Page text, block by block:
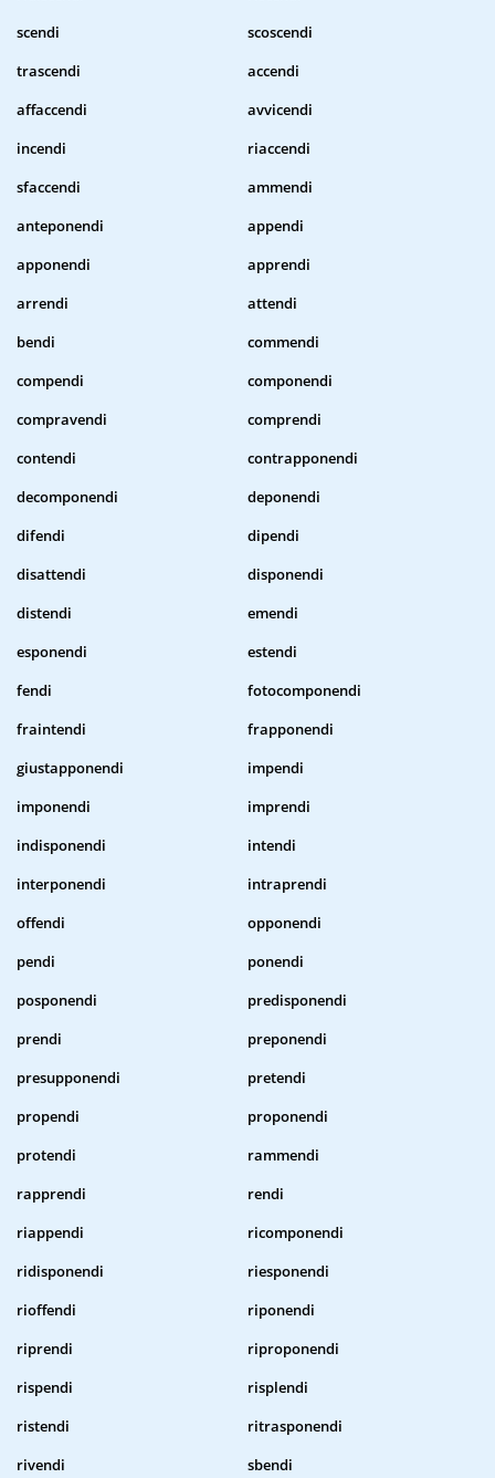
scendi
scoscendi
trascendi
accendi
affaccendi
avvicendi
incendi
riaccendi
sfaccendi
ammendi
anteponendi
appendi
apponendi
apprendi
arrendi
attendi
bendi
commendi
compendi
componendi
compravendi
comprendi
contendi
contrapponendi
decomponendi
deponendi
difendi
dipendi
disattendi
disponendi
distendi
emendi
esponendi
estendi
fendi
fotocomponendi
fraintendi
frapponendi
giustapponendi
impendi
imponendi
imprendi
indisponendi
intendi
interponendi
intraprendi
offendi
opponendi
pendi
ponendi
posponendi
predisponendi
prendi
preponendi
presupponendi
pretendi
propendi
proponendi
protendi
rammendi
rapprendi
rendi
riappendi
ricomponendi
ridisponendi
riesponendi
rioffendi
riponendi
riprendi
riproponendi
rispendi
risplendi
ristendi
ritrasponendi
rivendi
sbendi